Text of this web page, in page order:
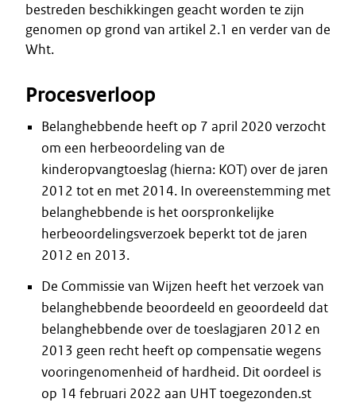
bestreden beschikkingen geacht worden te zijn
genomen op grond van artikel 2.1 en verder van de
Wht.
Procesverloop
Belanghebbende heeft op 7 april 2020 verzocht
om een herbeoordeling van de
kinderopvangtoeslag (hierna: KOT) over de jaren
2012 tot en met 2014. In overeenstemming met
belanghebbende is het oorspronkelijke
herbeoordelingsverzoek beperkt tot de jaren
2012 en 2013.
De Commissie van Wijzen heeft het verzoek van
belanghebbende beoordeeld en geoordeeld dat
belanghebbende over de toeslagjaren 2012 en
2013 geen recht heeft op compensatie wegens
vooringenomenheid of hardheid. Dit oordeel is
op 14 februari 2022 aan UHT toegezonden.st